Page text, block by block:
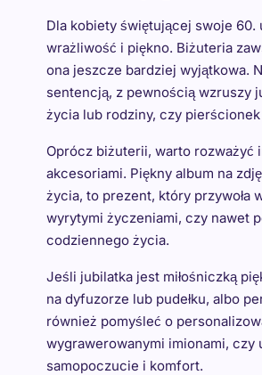
Dla kobiety świętującej swoje
wrażliwość i piękno. Biżuteria
ona jeszcze bardziej wyjątkowa.
sentencją, z pewnością wzruszy
życia lub rodziny, czy
Oprócz biżuterii, warto rozważyć
akcesoriami. Piękny album na
życia, to prezent, który przywoła
wyrytymi życzeniami, czy nawet
codziennego życia.
Jeśli jubilatka jest miłośniczką
na dyfuzorze lub pudełku, albo
również pomyśleć o
wygrawerowanymi imionami, czy
samopoczucie i komfort.